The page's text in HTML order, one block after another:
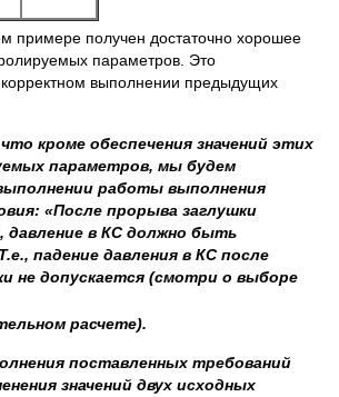
примере получен достаточно хорошее
параметров. Это
корректном выполнении предыдущих
кроме обеспечения значений этих
параметров, мы будем
работы выполнения
«После прорыва заглушки
давление в КС должно быть
падение давления в КС после
не допускается (смотри о выборе
расчете).
поставленных требований
значений двух исходных